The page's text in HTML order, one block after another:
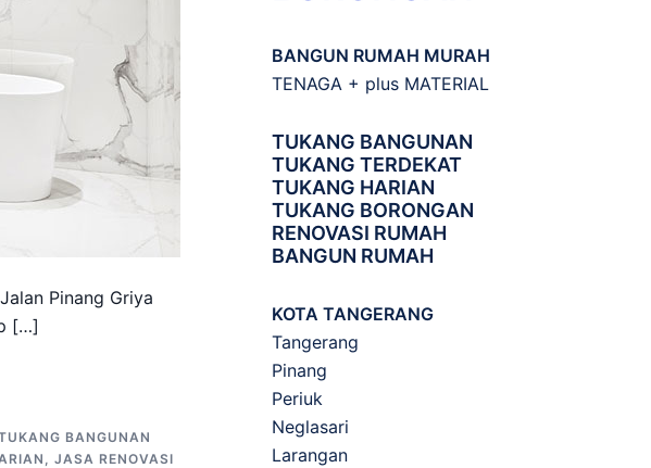
Pinang Griya
[…]
BANGUNAN
, JASA RENOVASI
BANGUN RUMAH MURAH
TENAGA + plus MATERIAL
TUKANG BANGUNAN
TUKANG TERDEKAT
TUKANG HARIAN
TUKANG BORONGAN
RENOVASI RUMAH
BANGUN RUMAH
KOTA TANGERANG
Tangerang
Pinang
Periuk
Neglasari
Larangan